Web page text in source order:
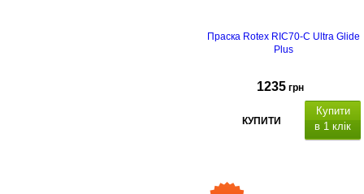
Праска Rotex RIC70-C Ultra Glide
Plus
1235 грн
КУПИТИ
Купити
в 1 клік